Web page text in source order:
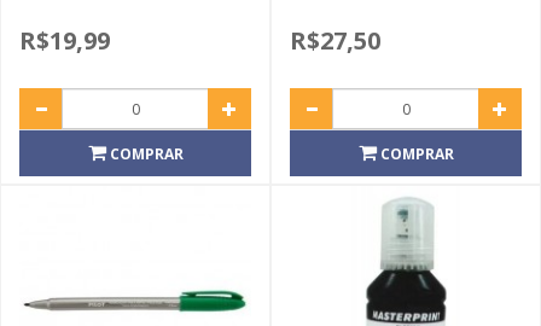
R$19,99
COMPRAR
R$27,50
COMPRAR